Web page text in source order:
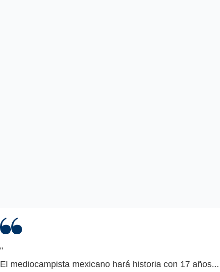
"
El mediocampista mexicano hará historia con 17 años...